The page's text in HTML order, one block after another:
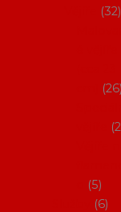
32
26
2
5
6